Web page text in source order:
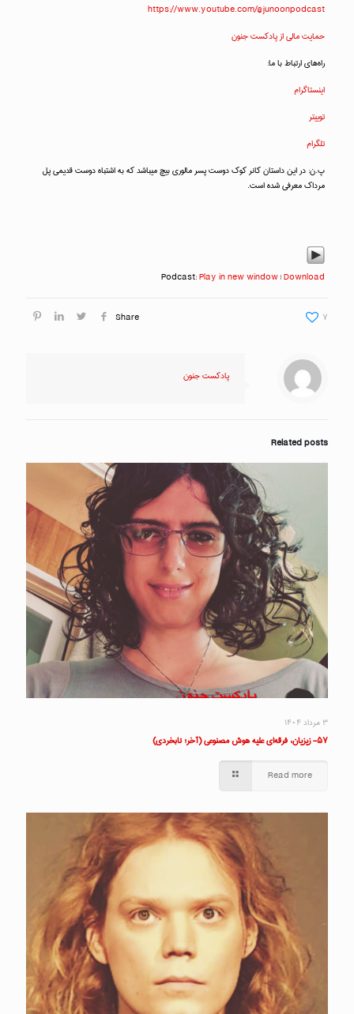
https://www.youtube.com/@junoonpodcast
حمایت مالی از پادکست جنون
راه‌های ارتباط با ما:
اینستاگرام
توییتر
تلگرام
پ.ن: در این داستان کانر کوک دوست پسر مالوری بیچ میباشد که به اشتباه دوست قدیمی پل
مرداک معرفی شده است.
Podcast:Play in new window|Download
Share ۷
پادکست جنون
Related posts
۳ مرداد ۱۴۰۴
۵۷- زیزیان، فرقه‌ای علیه هوش مصنوعی (آخر؛ نابخردی)
Read more